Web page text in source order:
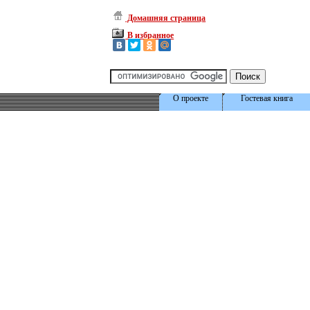
Домашняя страница
В избранное
Гостевая книга
О проекте